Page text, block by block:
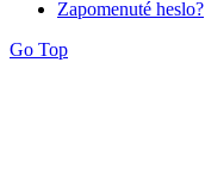
Zapomenuté heslo?
Go Top